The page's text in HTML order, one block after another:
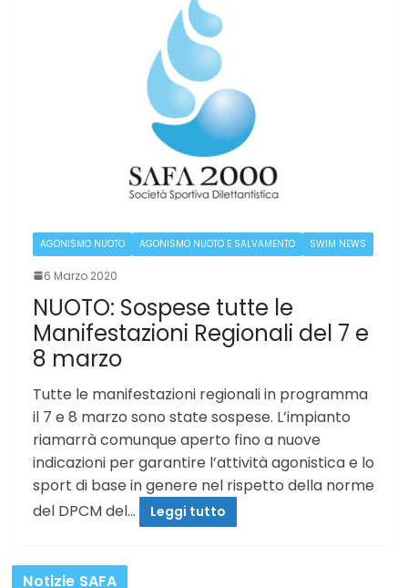
AGONISMO NUOTO AGONISMO NUOTO E SALVAMENTO SWIM NEWS
6 Marzo 2020
NUOTO: Sospese tutte le
Manifestazioni Regionali del 7 e
8 marzo
Tutte le manifestazioni regionali in programma
il 7 e 8 marzo sono state sospese. L’impianto
riamarrà comunque aperto fino a nuove
indicazioni per garantire l’attività agonistica e lo
sport di base in genere nel rispetto della norme
del DPCM del…
Leggi tutto
Notizie SAFA